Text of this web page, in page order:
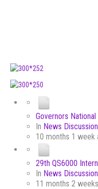
Governors
In News
10 months 1 week
29th QS6000
In News
11 months 2